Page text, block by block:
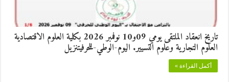
تاريخ انعقاد الملتقى يومي 09و10 نوفمبر 2026 بكلية العلوم الاقتصادية
العلوم التجارية وعلوم التسيير. اليوم-الوطي-للحرفيتنزيل
أكمل القراءة »